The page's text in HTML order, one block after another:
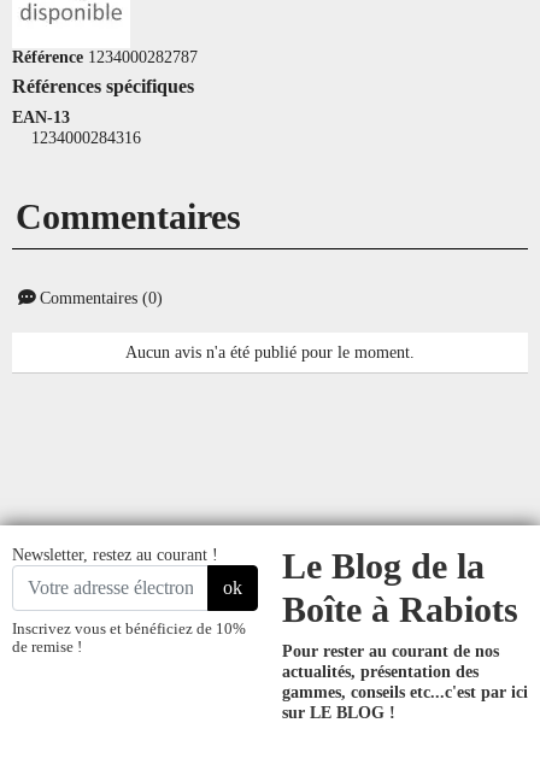
Référence 1234000282787
Références spécifiques
EAN-13
1234000284316
Commentaires
Commentaires (0)
Aucun avis n'a été publié pour le moment.
Newsletter, restez au courant !
ok
Inscrivez vous et bénéficiez de 10%
de remise !
Le Blog de la
Boîte à Rabiots
Pour rester au courant de nos
actualités, présentation des
gammes, conseils etc...c'est par ici
sur LE BLOG !